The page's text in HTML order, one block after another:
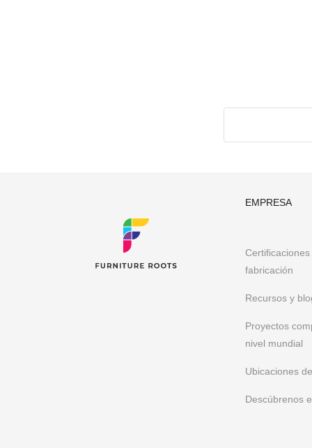
EMPRESA
fabricación
Recursos y
Proyectos
nivel mundial
Ubicaciones
Descúbrenos